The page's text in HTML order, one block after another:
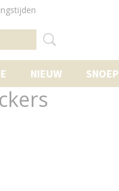
NIEUW SNOEP